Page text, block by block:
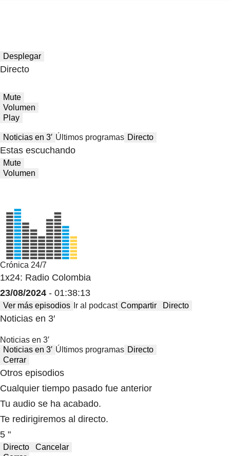
Desplegar
Directo
Mute
Volumen
Play
Noticias en 3′ Últimos programas Directo
Estas escuchando
Mute
Volumen
Crónica 24/7
1x24: Radio Colombia
23/08/2024 - 01:38:13
Ver más episodios Ir al podcast Compartir Directo
Noticias en 3′
Noticias en 3′
Noticias en 3′ Últimos programas Directo
Cerrar
Otros episodios
Cualquier tiempo pasado fue anterior
Tu audio se ha acabado.
Te redirigiremos al directo.
5 "
Directo
Cancelar